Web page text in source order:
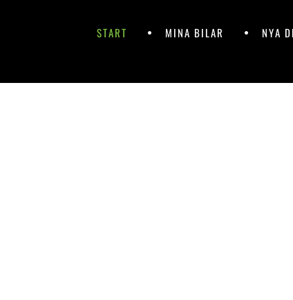
Primär
HoppaSTART MINA BILAR NYA